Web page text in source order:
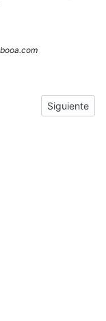
y cuarto día de
Next article:
Siguiente